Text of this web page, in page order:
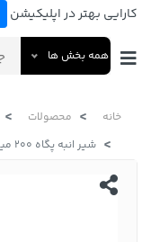
کارایی بهتر در اپلیکیشن
همه بخش ها
خانه محصولات
شیر انبه پگاه 200 میلی لیتری